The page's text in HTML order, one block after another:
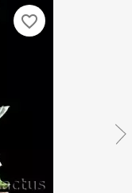
favorite_border